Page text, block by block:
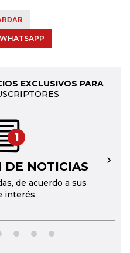
EXCLUSIVOS PARA
1
DE NOTICIAS
de acuerdo a sus
interés
→